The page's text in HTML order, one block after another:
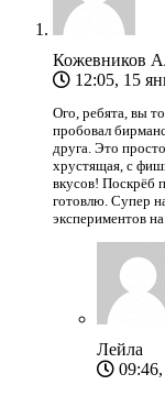
Кожевников
12:05, 15
Ого, ребята, вы
пробовал
друга. Это
хрустящая, с
вкусов! Поскрёб
готовлю. Супер
экспериментов
Лейла